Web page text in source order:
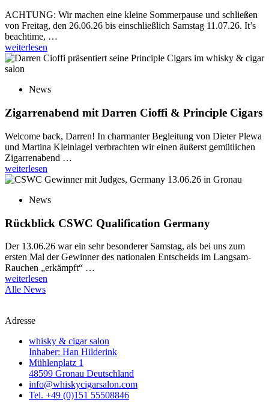
ACHTUNG: Wir machen eine kleine Sommerpause und schließen
von Freitag, den 26.06.26 bis einschließlich Samstag 11.07.26. It’s
beachtime, …
weiterlesen
News
Zigarrenabend mit Darren Cioffi & Principle Cigars
Welcome back, Darren! In charmanter Begleitung von Dieter Plewa
und Martina Kleinlagel verbrachten wir einen äußerst gemütlichen
Zigarrenabend …
weiterlesen
News
Rückblick CSWC Qualification Germany
Der 13.06.26 war ein sehr besonderer Samstag, als bei uns zum
ersten Mal der Gewinner des nationalen Entscheids im Langsam-
Rauchen „erkämpft“ …
weiterlesen
Alle News
Adresse
whisky & cigar salon
Inhaber: Han Hilderink
Mühlenplatz 1
48599 Gronau Deutschland
info@whiskycigarsalon.com
Tel. +49 (0)151 55508846